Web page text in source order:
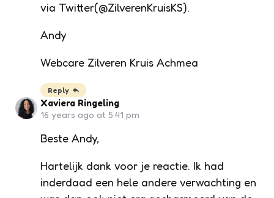
via Twitter(@ZilverenKruisKS).
Andy
Webcare Zilveren Kruis Achmea
Reply
Xaviera Ringeling
16 years ago at 5:41 pm
Beste Andy,
Hartelijk dank voor je reactie. Ik had
inderdaad een hele andere verwachting en